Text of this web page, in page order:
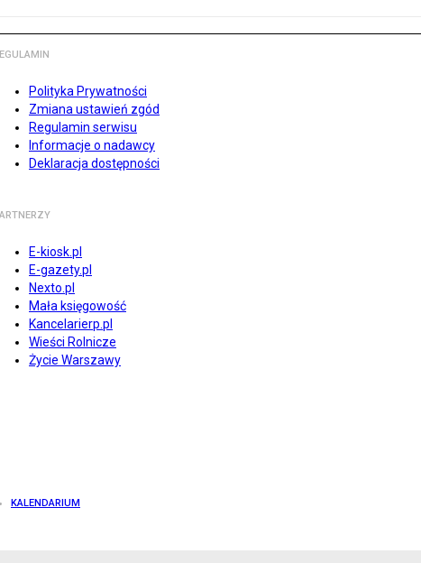
Polityka Prywatności
Zmiana ustawień zgód
Regulamin serwisu
Informacje o nadawcy
Deklaracja dostępności
E-kiosk.pl
E-gazety.pl
Nexto.pl
Mała księgowość
Kancelarierp.pl
Wieści Rolnicze
Życie Warszawy
KALENDARIUM